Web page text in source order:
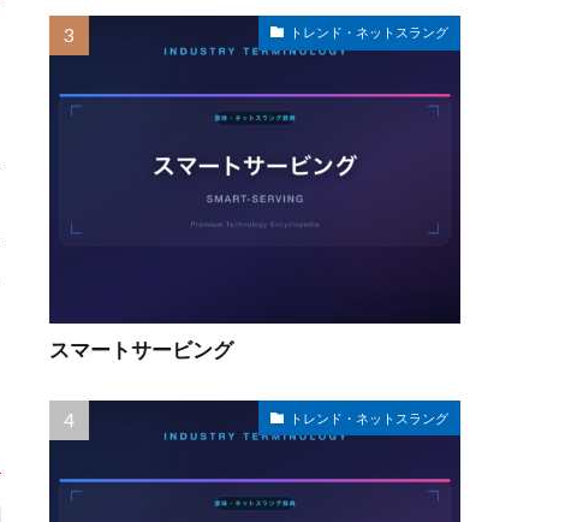
トレンド・ネットスラング
スマートサービング
トレンド・ネットスラング